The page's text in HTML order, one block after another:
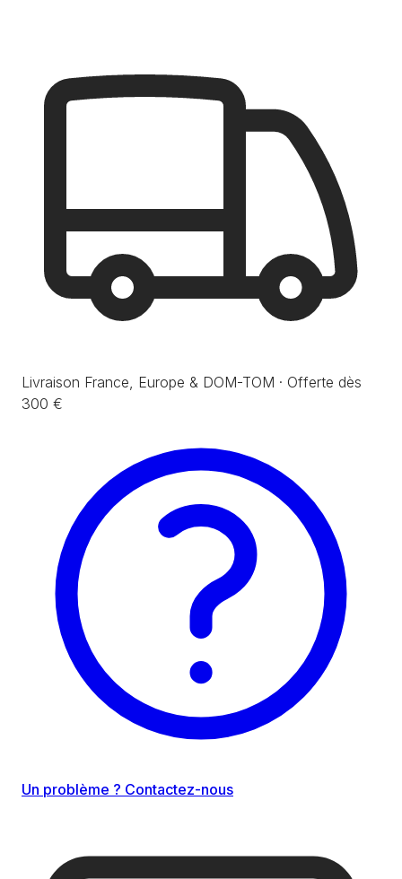
Livraison France, Europe & DOM-TOM · Offerte dès
300 €
Un problème ? Contactez-nous